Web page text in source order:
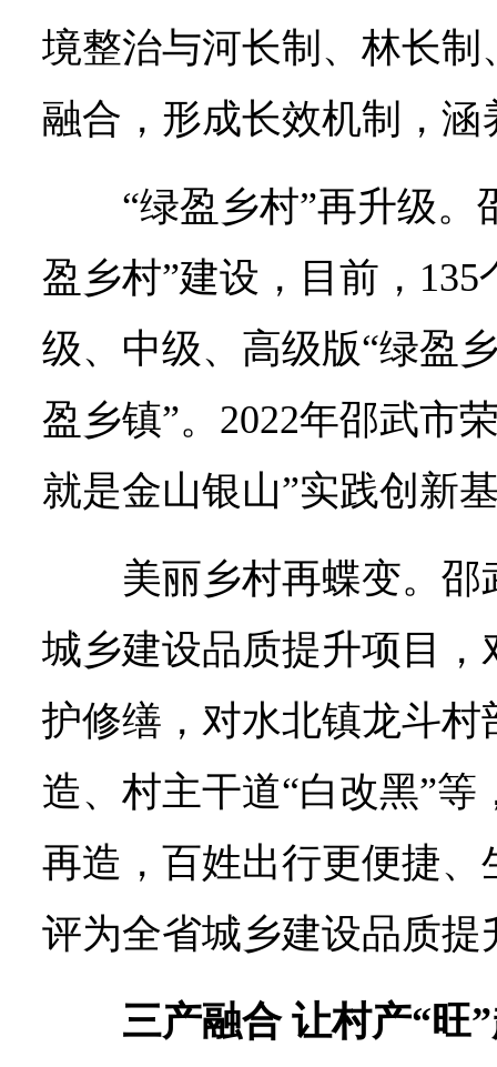
境整治与河长制、林长
融合，形成长效机制，涵
“绿盈乡村”再升级。
盈乡村”建设，目前，
级、中级、高级版“绿盈
盈乡镇”。2022年邵武市
就是金山银山”实践创新
美丽乡村再蝶变。邵
城乡建设品质提升项目
护修缮，对水北镇龙斗
造、村主干道“白改黑”
再造，百姓出行更便捷
评为全省城乡建设品质提
三产融合 让村产“旺